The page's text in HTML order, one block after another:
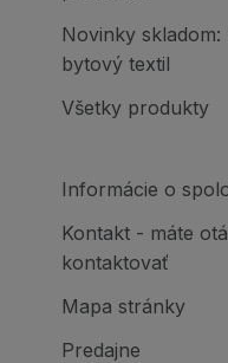
Novinky
bytový textil
Všetky produkty
Informácie o
Kontakt - máte
kontaktovať
Mapa stránky
Predajne